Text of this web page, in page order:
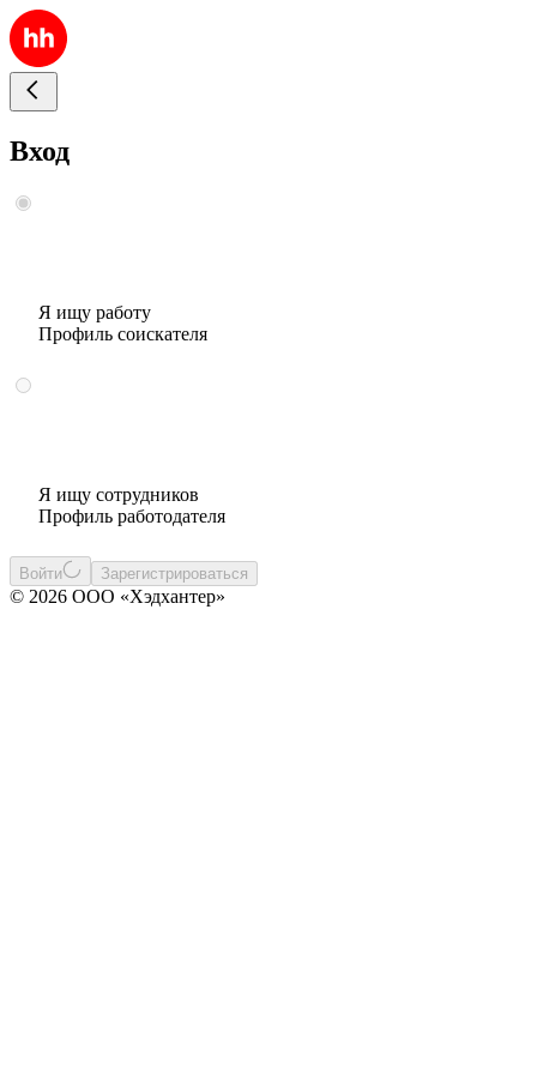
Вход
Я ищу работу
Профиль соискателя
Я ищу сотрудников
Профиль работодателя
Войти Зарегистрироваться
© 2026 ООО «Хэдхантер»